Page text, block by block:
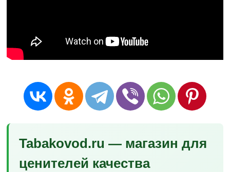
Tabakovod.ru — магазин для
ценителей качества